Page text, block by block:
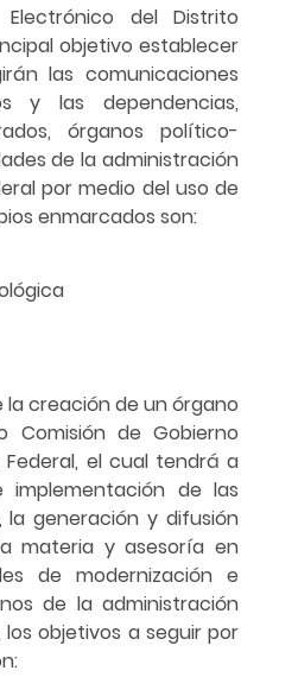
Electrónico del Distrito
objetivo establecer
las comunicaciones
y las dependencias,
órganos político-
de la administración
por medio del uso de
enmarcados son:
la creación de un órgano
Comisión de Gobierno
Federal, el cual tendrá a
implementación de las
la generación y difusión
materia y asesoría en
de modernización e
de la administración
los objetivos a seguir por